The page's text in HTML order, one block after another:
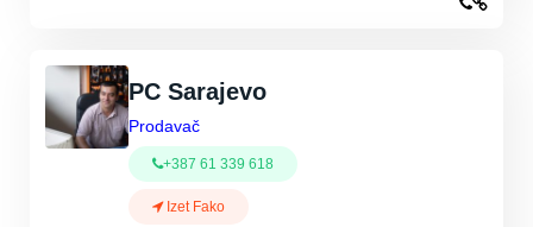
PC Sarajevo
Prodavač
+387 61 339 618
Izet Fako